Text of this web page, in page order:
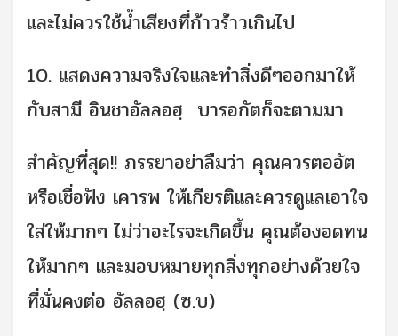
และไม่ควรใช้น้ำเสียงที่ก้าวร้าวเกินไป
10. แสดงความจริงใจและทำสิ่งดีๆออกมาให้
กับสามี อินชาอัลลอฮฺ บารอกัตก็จะตามมา
สำคัญที่สุด!! ภรรยาอย่าลืมว่า คุณควรตออัต
หรือเชื่อฟัง เคารพ ให้เกียรติและควรดูแลเอาใจ
ใส่ให้มากๆ ไม่ว่าอะไรจะเกิดขึ้น คุณต้องอดทน
ให้มากๆ และมอบหมายทุกสิ่งทุกอย่างด้วยใจ
ที่มั่นคงต่อ อัลลอฮฺ (ซ.บ)